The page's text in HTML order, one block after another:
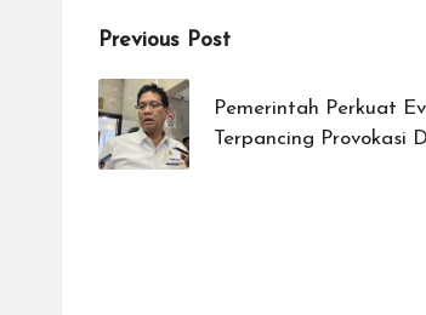
Post
navigation
Previous Post
Pemerintah Perkuat
Terpancing Provokasi